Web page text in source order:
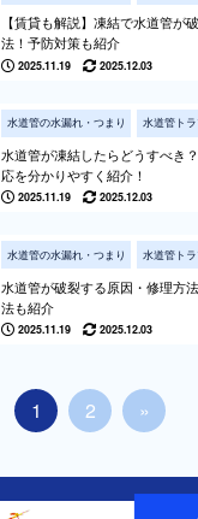
【賃貸も解説】凍結で水道管が
法！予防対策も紹介
2025.11.19 2025.12.03
水道管の水漏れ・つまり 水道管ト
水道管が凍結したらどうすべき
応を分かりやすく紹介！
2025.11.19 2025.12.03
水道管の水漏れ・つまり 水道管ト
水道管が破裂する原因・修理方
法も紹介
2025.11.19 2025.12.03
1 2 »